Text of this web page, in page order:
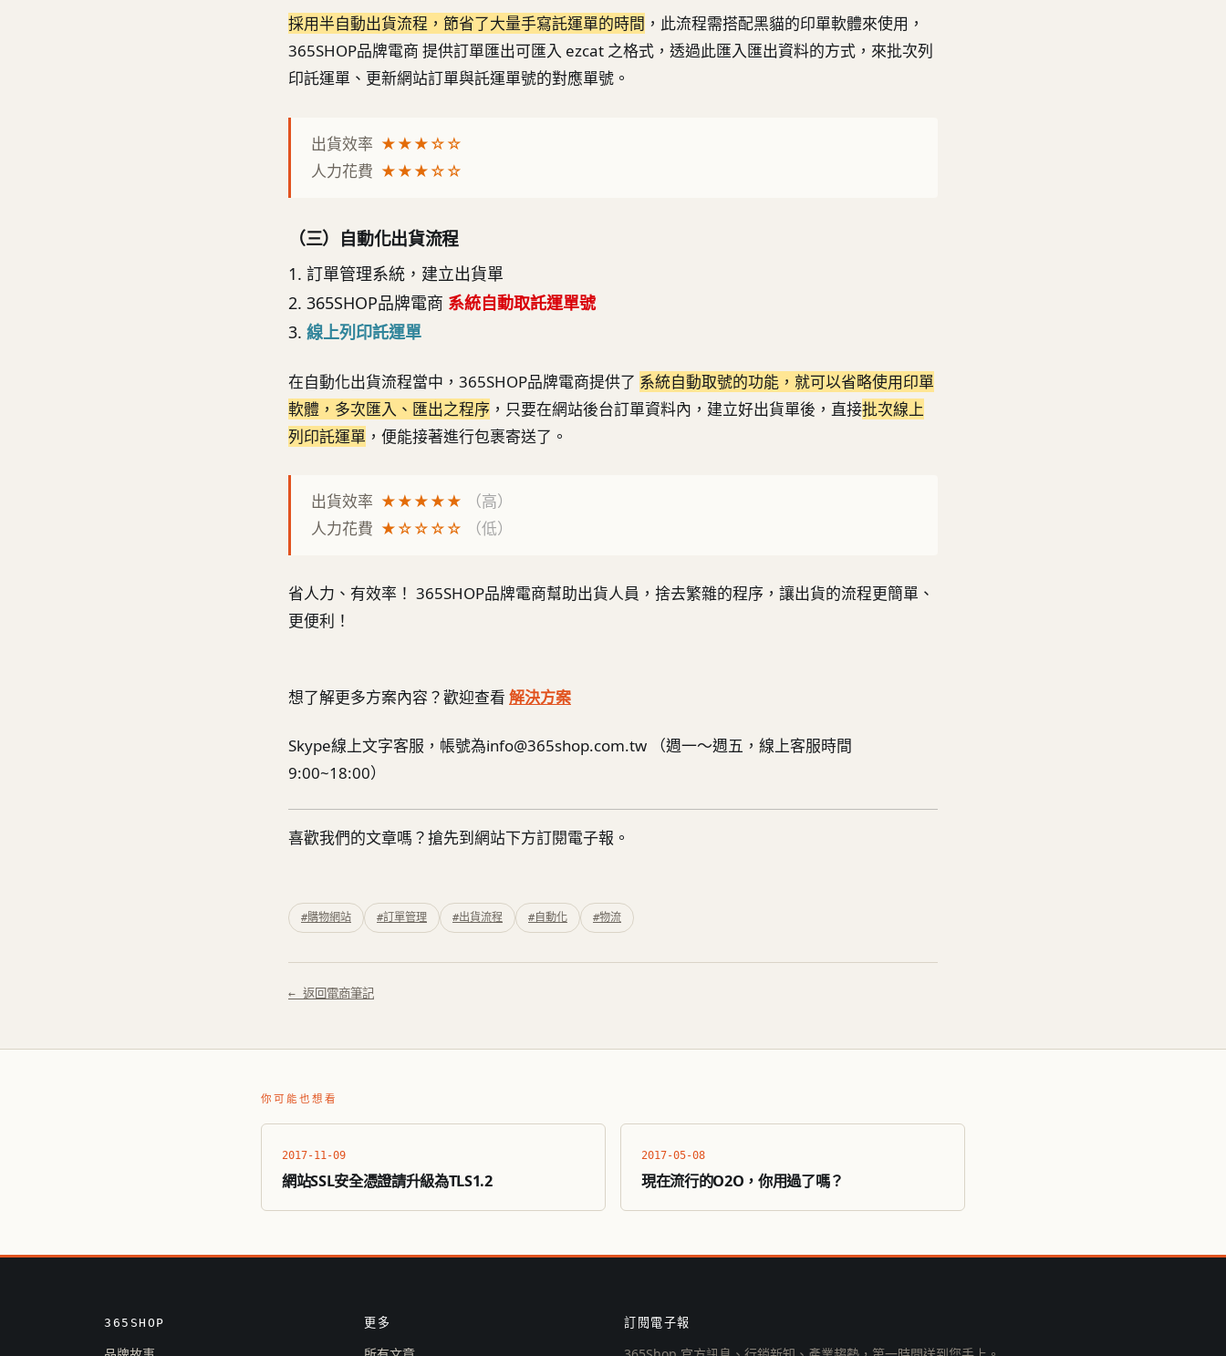
採用半自動出貨流程，節省了大量手寫託運單的時間 ，此流程需搭配黑貓的印單軟體來使用，
365SHOP品牌電商 提供訂單匯出可匯入 ezcat 之格式，透過此匯入匯出資料的方式，來批次列
印託運單、更新網站訂單與託運單號的對應單號。
出貨效率 ★★★☆☆
人力花費 ★★★☆☆
（三）自動化出貨流程
1. 訂單管理系統，建立出貨單
2. 365SHOP品牌電商 系統自動取託運單號
3. 線上列印託運單
在自動化出貨流程當中，365SHOP品牌電商提供了 系統自動取號的功能，就可以省略使用印單
軟體 ，多次匯入、匯出之程序 ，只要在網站後台訂單資料內，建立好出貨單後，直接批次線上
列印託運單 ，便能接著進行包裹寄送了。
出貨效率 ★★★★★
（高）
人力花費 ★☆☆☆☆ （低）
省人力、有效率！ 365SHOP品牌電商幫助出貨人員，捨去繁雜的程序，讓出貨的流程更簡單、
更便利！
想了解更多方案內容？歡迎查看 解決方案
Skype線上文字客服，帳號為info@365shop.com.tw （週一～週五，線上客服時間
9:00~18:00）
喜歡我們的文章嗎？搶先到網站下方訂閱電子報。
#購物網站 #訂單管理 #出貨流程 #自動化 #物流
← 返回電商筆記
你可能也想看
2017-11-09
網站SSL安全憑證請升級為TLS1.2
2017-05-08
現在流行的O2O，你用過了嗎？
365SHOP 更多 訂閱電子報